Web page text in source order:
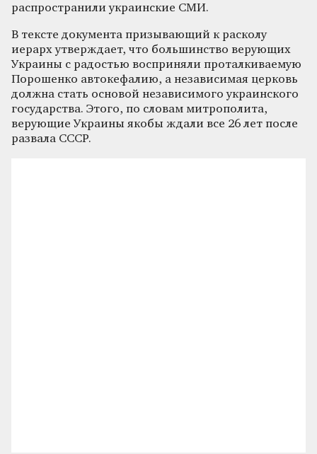
распространили украинские СМИ.
В тексте документа призывающий к расколу
иерарх утверждает, что большинство верующих
Украины с радостью восприняли проталкиваемую
Порошенко автокефалию, а независимая церковь
должна стать основой независимого украинского
государства. Этого, по словам митрополита,
верующие Украины якобы ждали все 26 лет после
развала СССР.